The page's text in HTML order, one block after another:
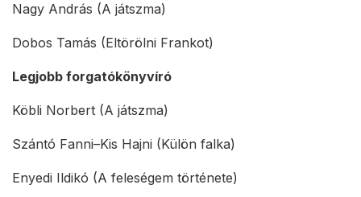
Nagy András (A játszma)
Dobos Tamás (Eltörölni Frankot)
Legjobb forgatókönyvíró
Köbli Norbert (A játszma)
Szántó Fanni–Kis Hajni (Külön falka)
Enyedi Ildikó (A feleségem története)